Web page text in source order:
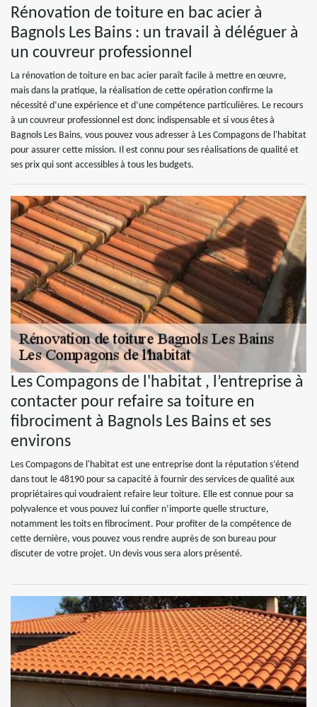
Rénovation de toiture en bac acier à
Bagnols Les Bains : un travail à déléguer à
un couvreur professionnel
La rénovation de toiture en bac acier paraît facile à mettre en œuvre,
mais dans la pratique, la réalisation de cette opération confirme la
nécessité d’une expérience et d’une compétence particulières. Le recours
à un couvreur professionnel est donc indispensable et si vous êtes à
Bagnols Les Bains, vous pouvez vous adresser à Les Compagons de l'habitat
pour assurer cette mission. Il est connu pour ses réalisations de qualité et
ses prix qui sont accessibles à tous les budgets.
Les Compagons de l'habitat , l’entreprise à
contacter pour refaire sa toiture en
fibrociment à Bagnols Les Bains et ses
environs
Les Compagons de l'habitat est une entreprise dont la réputation s’étend
dans tout le 48190 pour sa capacité à fournir des services de qualité aux
propriétaires qui voudraient refaire leur toiture. Elle est connue pour sa
polyvalence et vous pouvez lui confier n’importe quelle structure,
notamment les toits en fibrociment. Pour profiter de la compétence de
cette dernière, vous pouvez vous rendre auprès de son bureau pour
discuter de votre projet. Un devis vous sera alors présenté.